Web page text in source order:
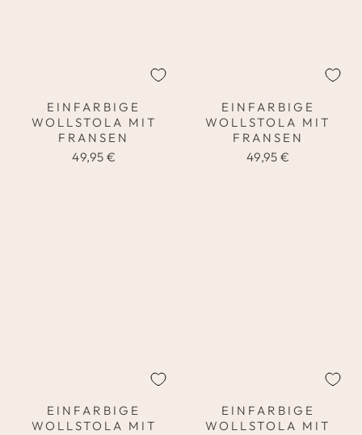
EINFARBIGE
WOLLSTOLA MIT
FRANSEN
49,95 €
EINFARBIGE
WOLLSTOLA MIT
FRANSEN
49,95 €
EINFARBIGE
WOLLSTOLA MIT
EINFARBIGE
WOLLSTOLA MIT